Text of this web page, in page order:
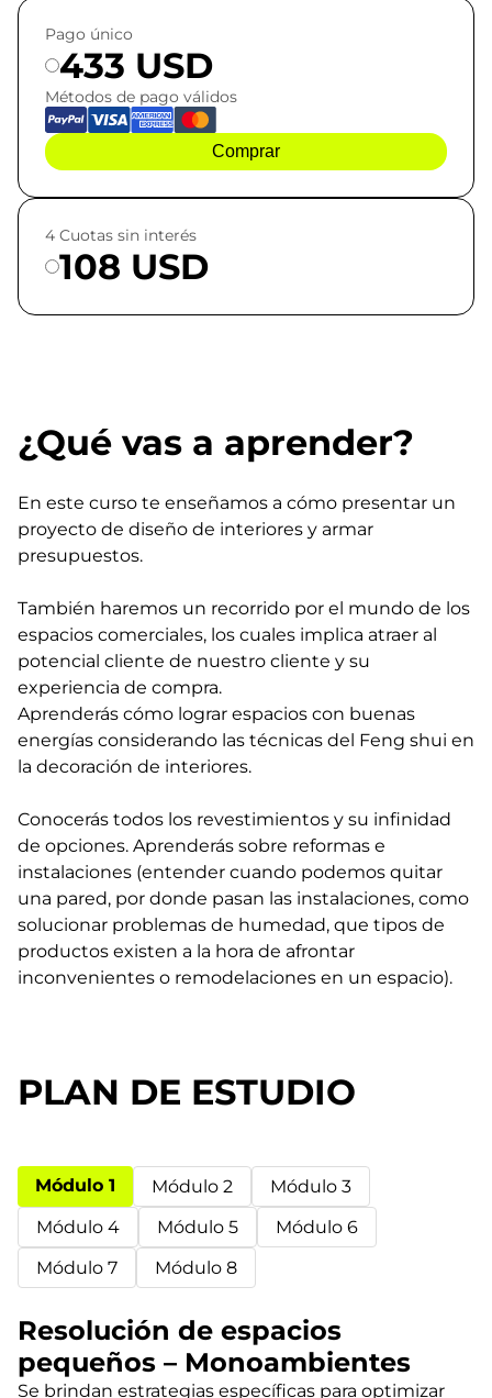
Pago único
433 USD
Métodos de pago válidos
Comprar
4 Cuotas sin interés
108 USD
¿Qué vas a aprender?
En este curso te enseñamos a cómo presentar un
proyecto de diseño de interiores y armar
presupuestos.
También haremos un recorrido por el mundo de los
espacios comerciales, los cuales implica atraer al
potencial cliente de nuestro cliente y su
experiencia de compra.
Aprenderás cómo lograr espacios con buenas
energías considerando las técnicas del Feng shui en
la decoración de interiores.
Conocerás todos los revestimientos y su infinidad
de opciones. Aprenderás sobre reformas e
instalaciones (entender cuando podemos quitar
una pared, por donde pasan las instalaciones, como
solucionar problemas de humedad, que tipos de
productos existen a la hora de afrontar
inconvenientes o remodelaciones en un espacio).
PLAN DE ESTUDIO
Módulo 1 Módulo 2
Módulo 3
Módulo 4
Módulo 5
Módulo 6
Módulo 7
Módulo 8
Resolución de espacios
pequeños – Monoambientes
Se brindan estrategias específicas para optimizar